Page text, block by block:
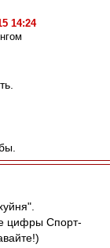
14:24
цифры Спорт-